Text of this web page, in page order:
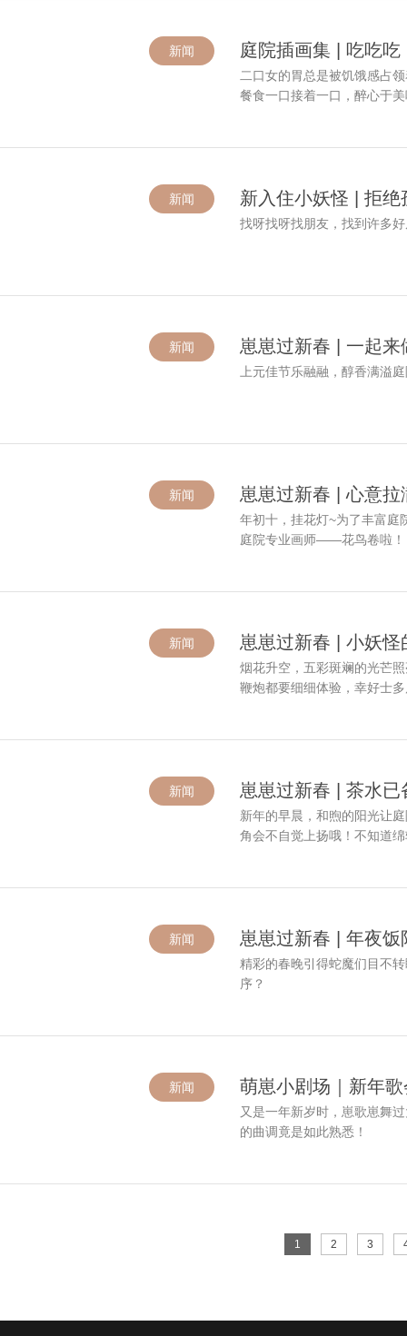
新闻 庭院插画集 | 吃吃吃
二口女的胃总是被饥饿感占
餐食一口接着一口，醉心于
新闻 新入住小妖怪 | 拒
找呀找呀找朋友，找到许多
新闻 崽崽过新春 | 一起
上元佳节乐融融，醇香满溢
新闻 崽崽过新春 | 心意
年初十，挂花灯~为了丰富庭
庭院专业画师——花鸟卷啦！
新闻 崽崽过新春 | 小妖
烟花升空，五彩斑斓的光芒
鞭炮都要细细体验，幸好士
新闻 崽崽过新春 | 茶水
新年的早晨，和煦的阳光让
角会不自觉上扬哦！不知道
新闻 崽崽过新春 | 年夜
精彩的春晚引得蛇魔们目不
序？
新闻 萌崽小剧场｜新年歌
又是一年新岁时，崽歌崽舞
的曲调竟是如此熟悉！
1 2 3